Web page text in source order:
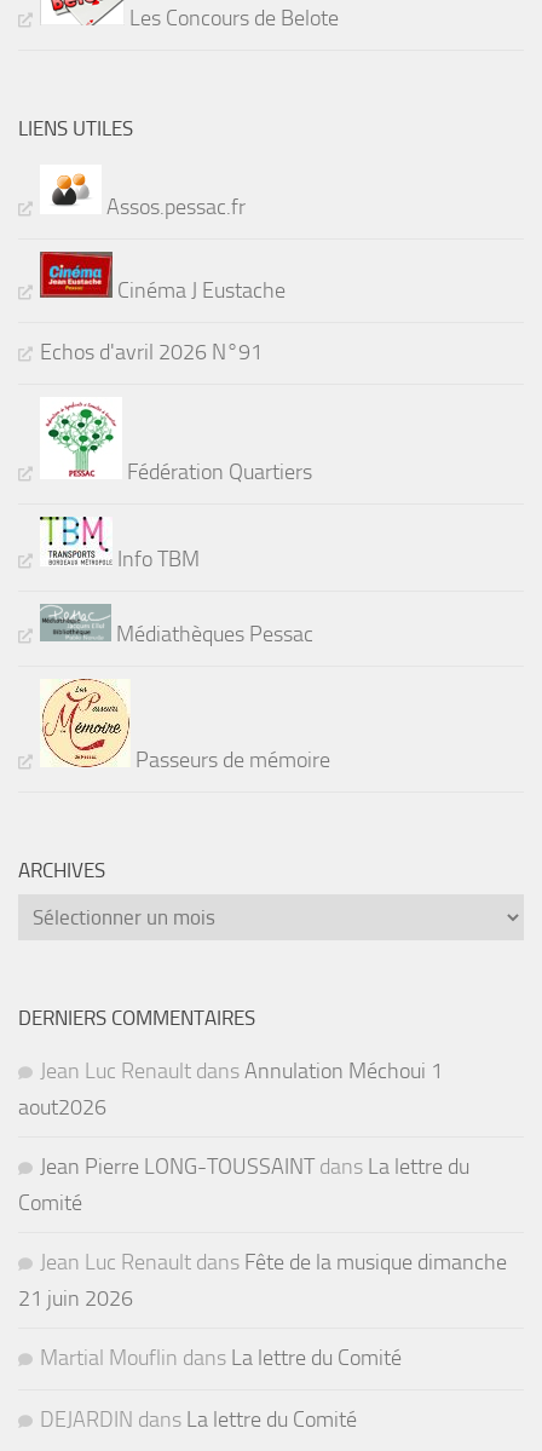
Les Concours de Belote
LIENS UTILES
Assos.pessac.fr
Cinéma J Eustache
Echos d'avril 2026 N°91
Fédération Quartiers
Info TBM
Médiathèques Pessac
Passeurs de mémoire
ARCHIVES
Archives
DERNIERS COMMENTAIRES
Jean Luc Renault dansAnnulation Méchoui 1
aout2026
Jean Pierre LONG-TOUSSAINTdans La lettre du
Comité
Jean Luc Renault dans Fête de la musique dimanche
21 juin 2026
Martial Mouflin dans La lettre du Comité
DEJARDIN dans La lettre du Comité